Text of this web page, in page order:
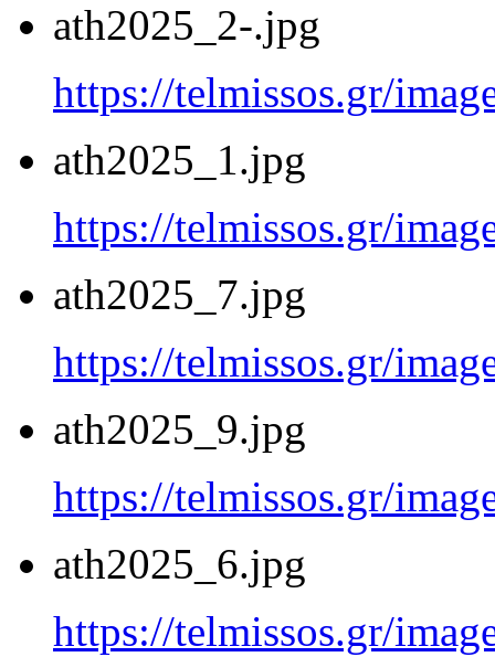
ath2025_2-.jpg
https://telmissos.gr/
ath2025_1.jpg
https://telmissos.gr/
ath2025_7.jpg
https://telmissos.gr/
ath2025_9.jpg
https://telmissos.gr/
ath2025_6.jpg
https://telmissos.gr/